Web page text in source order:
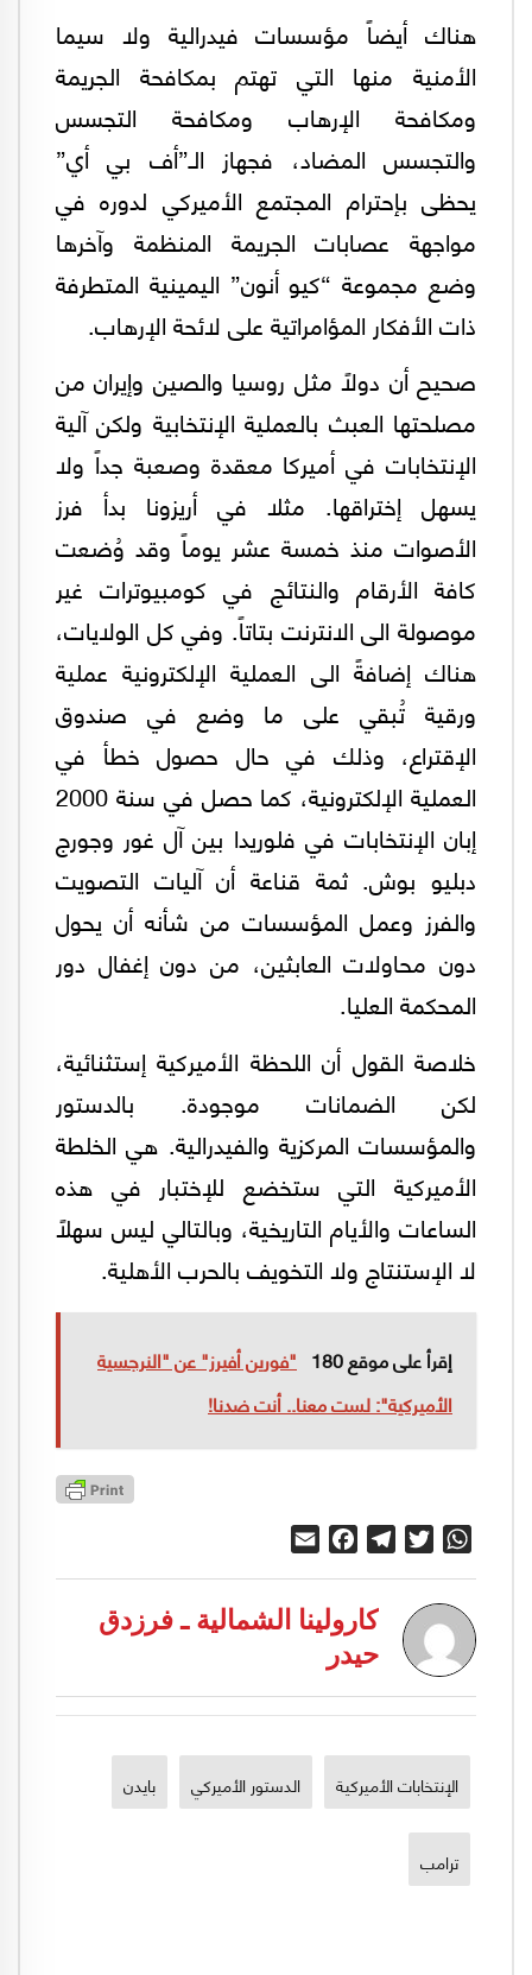
هناك أيضاً مؤسسات فيدرالية ولا سيما
الأمنية منها التي تهتم بمكافحة الجريمة
ومكافحة الإرهاب ومكافحة التجسس
والتجسس المضاد، فجهاز الـ”أف بي أي”
يحظى بإحترام المجتمع الأميركي لدوره في
مواجهة عصابات الجريمة المنظمة وآخرها
وضع مجموعة “كيو أنون” اليمينية المتطرفة
ذات الأفكار المؤامراتية على لائحة الإرهاب.
صحيح أن دولاً مثل روسيا والصين وإيران من
مصلحتها العبث بالعملية الإنتخابية ولكن آلية
الإنتخابات في أميركا معقدة وصعبة جداً ولا
يسهل إختراقها. مثلا في أريزونا بدأ فرز
الأصوات منذ خمسة عشر يوماً وقد وُضعت
كافة الأرقام والنتائج في كومبيوترات غير
موصولة الى الانترنت بتاتاً. وفي كل الولايات،
هناك إضافةً الى العملية الإلكترونية عملية
ورقية تُبقي على ما وضع في صندوق
الإقتراع، وذلك في حال حصول خطأ في
العملية الإلكترونية، كما حصل في سنة 2000
إبان الإنتخابات في فلوريدا بين آل غور وجورج
دبليو بوش. ثمة قناعة أن آليات التصويت
والفرز وعمل المؤسسات من شأنه أن يحول
دون محاولات العابثين، من دون إغفال دور
المحكمة العليا.
خلاصة القول أن اللحظة الأميركية إستثنائية،
لكن الضمانات موجودة. بالدستور
والمؤسسات المركزية والفيدرالية. هي الخلطة
الأميركية التي ستخضع للإختبار في هذه
الساعات والأيام التاريخية، وبالتالي ليس سهلاً
لا الإستنتاج ولا التخويف بالحرب الأهلية.
إقرأ على موقع 180
"فورين أفيرز" عن "النرجسية
الأميركية": لست معنا.. أنت ضدنا!
WhatsApp
Twitter
Telegram
Facebook
كارولينا الشمالية ـ فرزدق
حيدر
الإنتخابات الأميركية الدستور الأميركي بايدن
ترامب